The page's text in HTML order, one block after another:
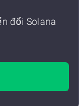
đổi Solana